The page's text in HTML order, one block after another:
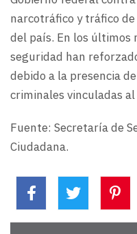
narcotráfico y tráfico
del país. En los últimos
seguridad han
debido a la presencia
criminales vinculadas
Fuente: Secretaría de
Ciudadana.